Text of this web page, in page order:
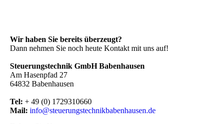
Wir haben Sie bereits überzeugt?
Dann nehmen Sie noch heute Kontakt mit uns auf!
Steuerungstechnik GmbH Babenhausen
Am Hasenpfad 27
64832 Babenhausen
Tel: + 49 (0) 1729310660
Mail: info@steuerungstechnik­babenhausen.de